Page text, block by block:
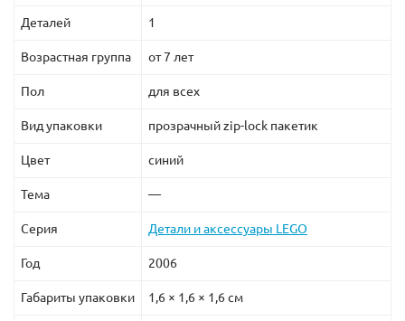
Деталей 1
Возрастная группа от 7 лет
Пол для всех
Вид упаковки прозрачный zip-lock пакетик
Цвет синий
Тема —
Серия Детали и аксессуары LEGO
Год 2006
Габариты упаковки 1,6 × 1,6 × 1,6 см